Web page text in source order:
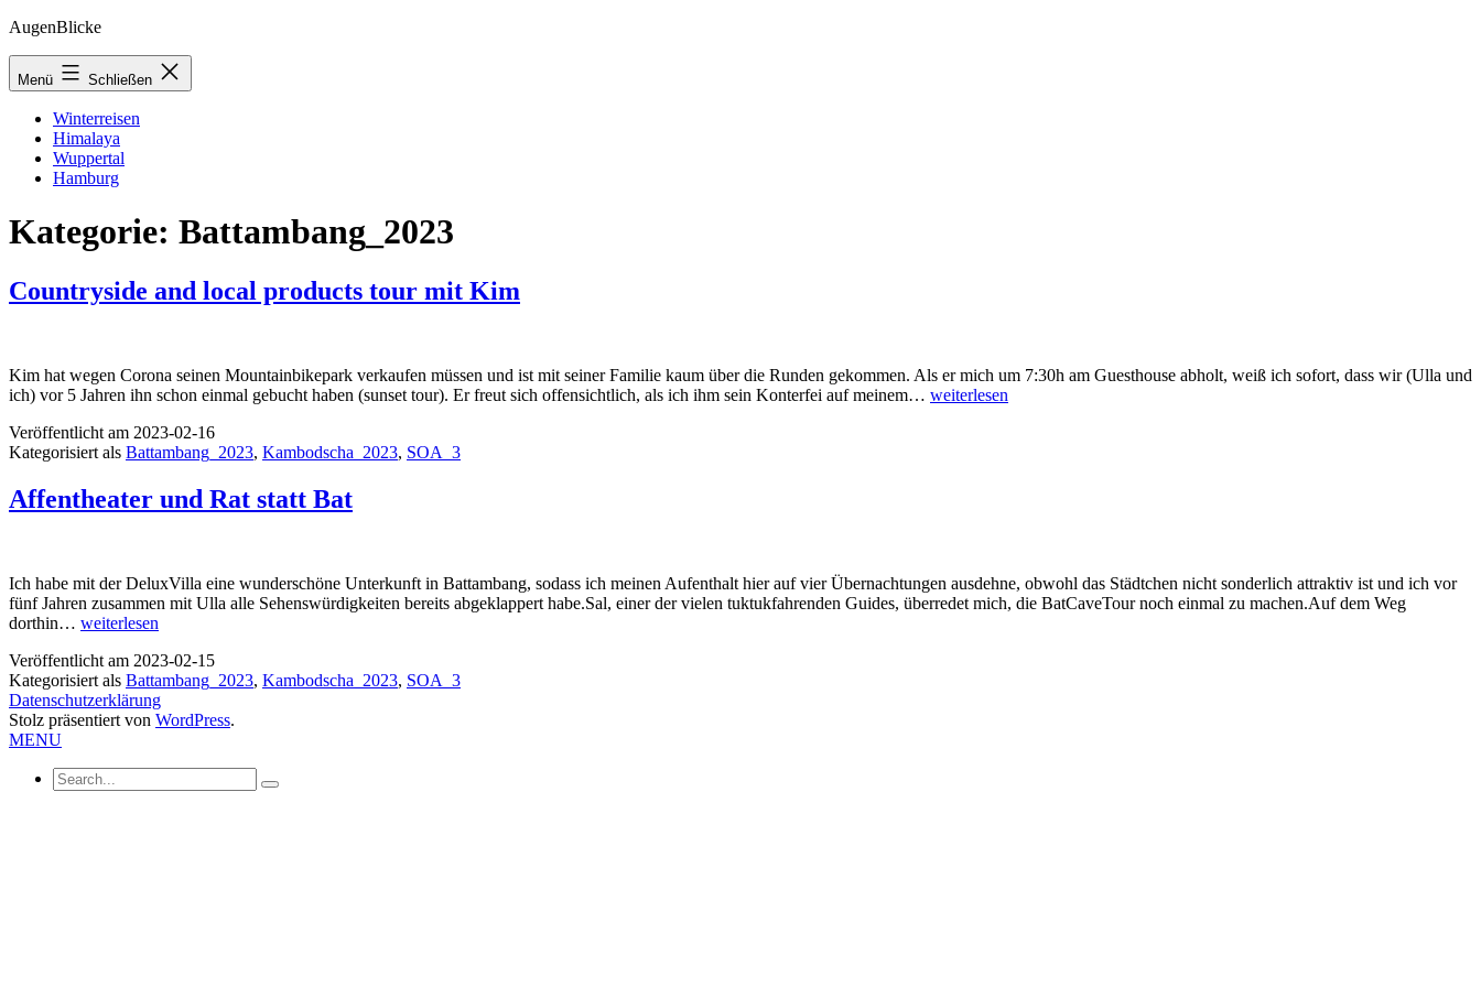
Zum
springen
AugenBlicke
Menü Schließen
Winterreisen
Himalaya
Wuppertal
Hamburg
Kategorie: Battambang_2023
Countryside and local products tour mit Kim
Kim hat wegen Corona seinen Mountainbikepark verkaufen müssen und ist mit seiner Familie kaum über die Runden gekommen. Als er mich um 7:30h am Guesthouse abholt, weiß ich sofort, dass wir (Ulla und
ich) vor 5 Jahren ihn schon einmal gebucht haben (sunset tour). Er freut sich offensichtlich, als ich ihm sein Konterfei auf meinem… Countryside
weiterlesen
Veröffentlicht am 2023-02-16
Kategorisiert als Battambang_2023, Kambodscha_2023, SOA_3
Affentheater und Rat statt Bat
Ich habe mit der DeluxVilla eine wunderschöne Unterkunft in Battambang, sodass ich meinen Aufenthalt hier auf vier Übernachtungen ausdehne, obwohl das Städtchen nicht sonderlich attraktiv ist und ich vor
fünf Jahren zusammen mit Ulla alle Sehenswürdigkeiten bereits abgeklappert habe.Sal, einer der vielen tuktukfahrenden Guides, überredet mich, die BatCaveTour noch einmal zu machen.Auf dem Weg
dorthin… Affentheater
Rat
statt
Bat
weiterlesen
Veröffentlicht am 2023-02-15
Kategorisiert als Battambang_2023, Kambodscha_2023, SOA_3
Datenschutzerklärung
Stolz präsentiert von WordPress.
MENU
Search